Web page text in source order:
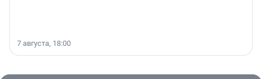
7 августа, 18:00